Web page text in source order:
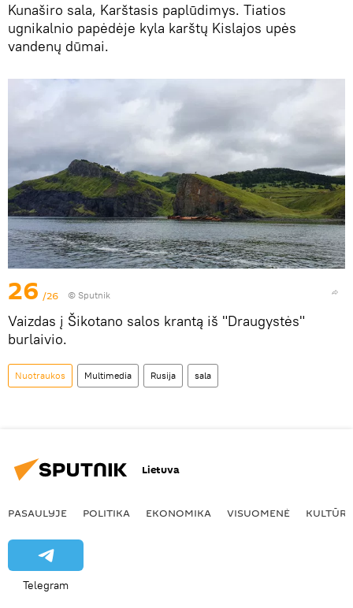
Kunaširo sala, Karštasis paplūdimys. Tiatios
ugnikalnio papėdėje kyla karštų Kislajos upės
vandenų dūmai.
26 /26 © Sputnik
Vaizdas į Šikotano salos krantą iš "Draugystės"
burlaivio.
Nuotraukos Multimedia Rusija sala
Lietuva
PASAULYJE POLITIKA EKONOMIKA VISUOMENĖ KULTŪRA
Telegram